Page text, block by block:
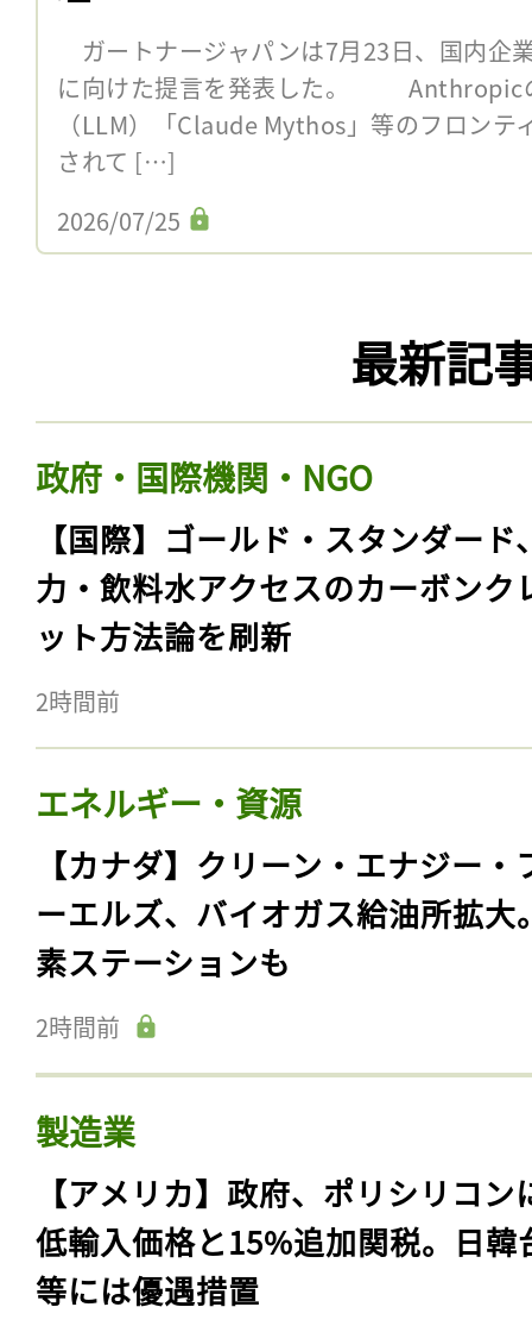
ガートナージャパンは7月23日、国内企
に向けた提言を発表した。 Anthropic
（LLM）「Claude Mythos」等のフロン
されて […]
2026/07/25
最新記
政府・国際機関・NGO
【国際】ゴールド・スタンダード
力・飲料水アクセスのカーボンク
ット方法論を刷新
2時間前
エネルギー・資源
【カナダ】クリーン・エナジー・
ーエルズ、バイオガス給油所拡大
素ステーションも
2時間前
製造業
【アメリカ】政府、ポリシリコン
低輸入価格と15%追加関税。日韓
等には優遇措置